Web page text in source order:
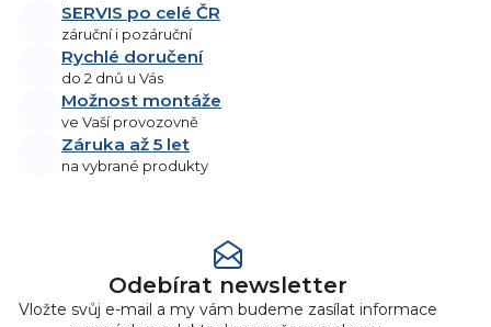
SERVIS po celé ČR
záruční i pozáruční
Rychlé doručení
do 2 dnů u Vás
Možnost montáže
ve Vaší provozovně
Záruka až 5 let
na vybrané produkty
Odebírat newsletter
Vložte svůj e-mail a my vám budeme zasílat informace